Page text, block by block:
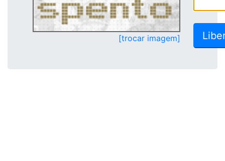
[trocar imagem]